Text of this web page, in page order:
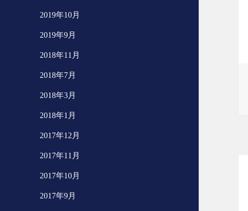
2019年10月
2019年9月
2018年11月
2018年7月
2018年3月
2018年1月
2017年12月
2017年11月
2017年10月
2017年9月